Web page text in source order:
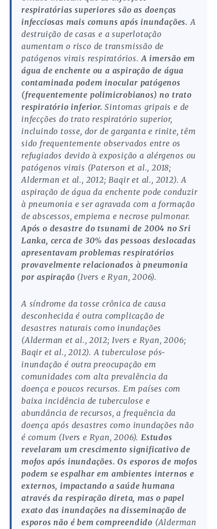
respiratórias superiores são as doenças
infecciosas mais comuns após inundações.A
destruição de casas e a superlotação
aumentam o risco de transmissão de
patógenos virais respiratórios.A imersão em
água de enchente ou a aspiração de água
contaminada podem inocular patógenos
(frequentemente polimicrobianos) no trato
respiratório inferior. Sintomas gripais e de
infecções do trato respiratório superior,
incluindo tosse, dor de garganta e rinite, têm
sido frequentemente observados entre os
refugiados devido à exposição a alérgenos ou
patógenos virais (Paterson et al., 2018;
Alderman et al., 2012; Baqir et al., 2012). A
aspiração de água da enchente pode conduzir
à pneumonia e ser agravada com a formação
de abscessos, empiema e necrose pulmonar.
Após o desastre do tsunami de 2004 no Sri
Lanka, cerca de 30% das pessoas deslocadas
apresentavam problemas respiratórios
provavelmente relacionados à pneumonia
por aspiração (Ivers e Ryan, 2006).
A síndrome da tosse crônica de causa
desconhecida é outra complicação de
desastres naturais como inundações
(Alderman et al., 2012; Ivers e Ryan, 2006;
Baqir et al., 2012). A tuberculose pós-
inundação é outra preocupação em
comunidades com alta prevalência da
doença e poucos recursos. Em países com
baixa incidência de tuberculose e
abundância de recursos, a frequência da
doença após desastres como inundações não
é comum (Ivers e Ryan, 2006).Estudos
revelaram um crescimento significativo de
mofos após inundações. Os esporos de mofos
podem se espalhar em ambientes internos e
externos, impactando a saúde humana
através da respiração direta, mas o papel
exato das inundações na disseminação de
esporos não é bem compreendido (Alderman